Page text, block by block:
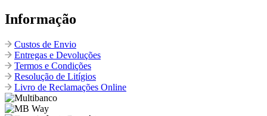
Informação
Custos de Envio
Entregas e Devoluções
Termos e Condições
Resolução de Litígios
Livro de Reclamações Online